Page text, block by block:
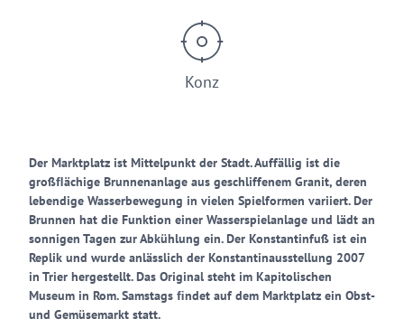
Konz
Der Marktplatz ist Mittelpunkt der Stadt. Auffällig ist die
großﬂächige Brunnenanlage aus geschliffenem Granit, deren
lebendige Wasserbewegung in vielen Spielformen variiert. Der
Brunnen hat die Funktion einer Wasserspielanlage und lädt an
sonnigen Tagen zur Abkühlung ein. Der Konstantinfuß ist ein
Replik und wurde anlässlich der Konstantinausstellung 2007
in Trier hergestellt. Das Original steht im Kapitolischen
Museum in Rom. Samstags ﬁndet auf dem Marktplatz ein Obst-
und Gemüsemarkt statt.